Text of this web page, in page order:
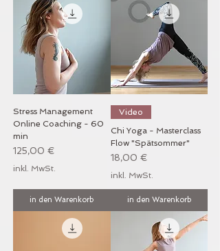
Stress Management
Online Coaching - 60
min
Preis
125,00 €
inkl. MwSt.
in den Warenkorb
Video
Chi Yoga - Masterclass
Flow "Spätsommer"
Preis
18,00 €
inkl. MwSt.
in den Warenkorb